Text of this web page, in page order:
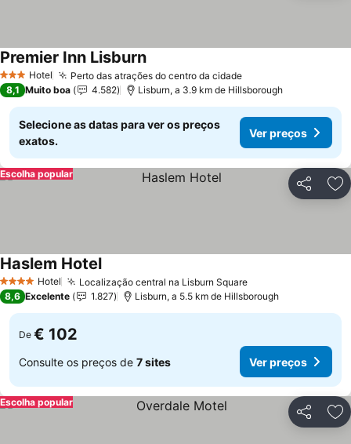
3 EstrelasHotel Perto das atrações do centro da cidade
Premier Inn Lisburn
8,1 Muito boa 4.582 Lisburn, a 3.9 km de Hillsborough
Selecione as datas para ver os preços
exatos.
Ver preços
Partilhar
Escolha popular
4 EstrelasHotel Localização central na Lisburn Square
Haslem Hotel
8,6 Excelente 1.827 Lisburn, a 5.5 km de Hillsborough
De € 102
Consulte os preços de 7 sites Ver preços
Partilhar
Escolha popular